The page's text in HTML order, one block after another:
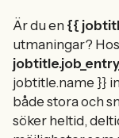
Är du en {{
utmaningar?
jobtitle.name }}
både stora och
söker heltid,